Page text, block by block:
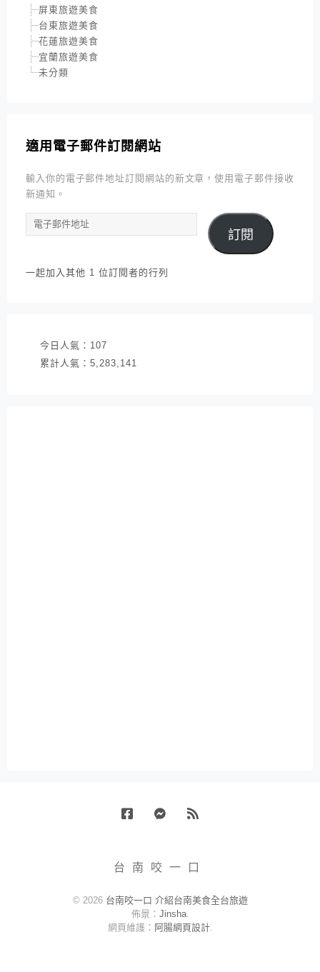
屏東旅遊美食
台東旅遊美食
花蓮旅遊美食
宜蘭旅遊美食
未分類
適用電子郵件訂閱網站
輸入你的電子郵件地址訂閱網站的新文章，使用電子郵件接收
新通知。
電
子
件
訂閱
一起加入其他 1 位訂閱者的行列
今日人氣： 107
累計人氣： 5,283,141
台南咬一口
© 2026 台南咬一口 介紹台南美食全台旅遊
佈景： Jinsha.
網頁維護： 阿腸網頁設計.